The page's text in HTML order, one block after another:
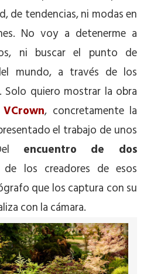
de tendencias, ni modas en
No voy a detenerme a
ni buscar el punto de
mundo, a través de los
Solo quiero mostrar la obra
VCrown, concretamente la
el trabajo de unos
encuentro de dos
los creadores de esos
que los captura con su
con la cámara.